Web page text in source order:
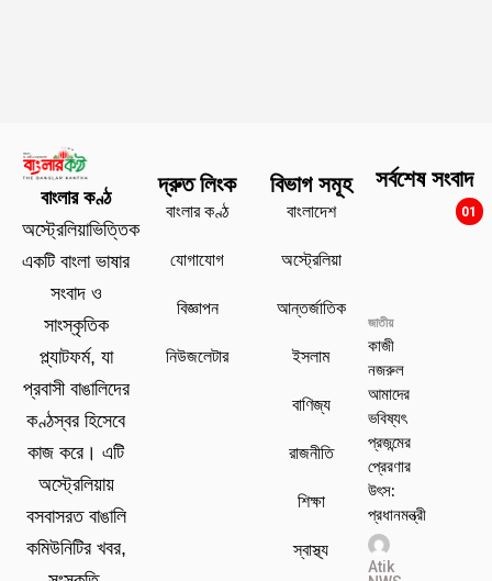
বাংলার কণ্ঠ
অস্ট্রেলিয়াভিত্তিক
একটি বাংলা ভাষার
সংবাদ ও
সাংস্কৃতিক
প্ল্যাটফর্ম, যা
প্রবাসী বাঙালিদের
কণ্ঠস্বর হিসেবে
কাজ করে। এটি
অস্ট্রেলিয়ায়
বসবাসরত বাঙালি
কমিউনিটির খবর,
দ্রুত লিংক
বাংলার কণ্ঠ
যোগাযোগ
বিজ্ঞাপন
নিউজলেটার
বিভাগ সমূহ
বাংলাদেশ
অস্ট্রেলিয়া
আন্তর্জাতিক
ইসলাম
বাণিজ্য
রাজনীতি
শিক্ষা
স্বাস্থ্য
সর্বশেষ সংবাদ
01
জাতীয়
কাজী
নজরুল
আমাদের
ভবিষ্যৎ
প্রজন্মের
প্রেরণার
উৎস:
প্রধানমন্ত্রী
Atik